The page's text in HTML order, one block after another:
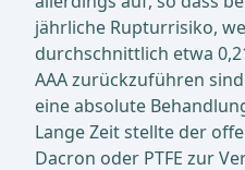
jährliche Rupturrisiko,
durchschnittlich etwa
AAA zurückzuführen
eine absolute
Lange Zeit stellte der
Dacron oder PTFE zur